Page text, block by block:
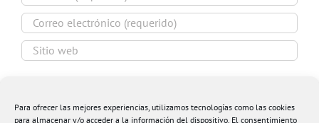
Para ofrecer las mejores experiencias, utilizamos tecnologías como las cookies
para almacenar y/o acceder a la información del dispositivo. El consentimiento
navegador para la próxima vez que comente.